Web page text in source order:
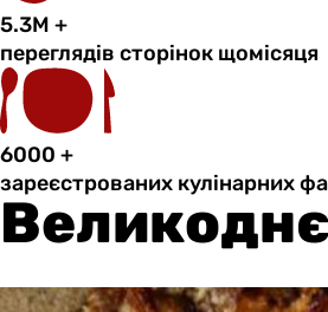
5.3M +
переглядів сторінок щомісяця
6000 +
зареєстрованих кулінарних